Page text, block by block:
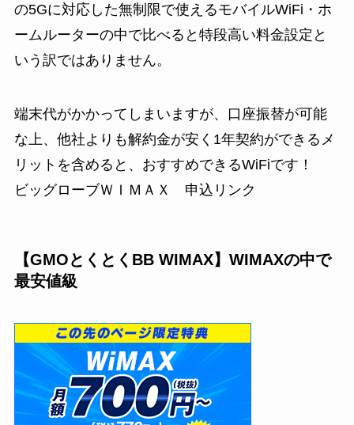
の5Gに対応した無制限で使えるモバイルWiFi・ホ
ームルーターの中で比べると特段高い料金設定と
いう訳ではありません。
端末代がかかってしまいますが、口座振替が可能
な上、他社よりも解約金が安く1年契約ができるメ
リットを含めると、おすすめできるWiFiです！
ビッグローブＷＩＭＡＸ 申込リンク
【GMOとくとくBB WIMAX】WIMAXの中で
最安値級